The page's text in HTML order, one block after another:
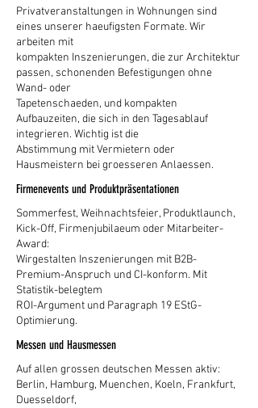
Privatveranstaltungen in Wohnungen sind
eines unserer haeufigsten Formate. Wir
arbeiten mit
kompakten Inszenierungen, die zur Architektur
passen, schonenden Befestigungen ohne
Wand- oder
Tapetenschaeden, und kompakten
Aufbauzeiten, die sich in den Tagesablauf
integrieren. Wichtig ist die
Abstimmung mit Vermietern oder
Hausmeistern bei groesseren Anlaessen.
Firmenevents und Produktpräsentationen
Sommerfest, Weihnachtsfeier, Produktlaunch,
Kick-Off, Firmenjubilaeum oder Mitarbeiter-
Award:
Wirgestalten Inszenierungen mit B2B-
Premium-Anspruch und CI-konform. Mit
Statistik-belegtem
ROI-Argument und Paragraph 19 EStG-
Optimierung.
Messen und Hausmessen
Auf allen grossen deutschen Messen aktiv:
Berlin, Hamburg, Muenchen, Koeln, Frankfurt,
Duesseldorf,